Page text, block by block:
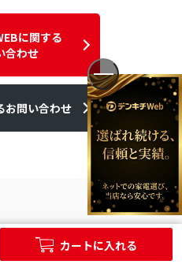
カートに入れる
に関する
合わせ
お問い合わせ
行のSSL電子証明書を使用して